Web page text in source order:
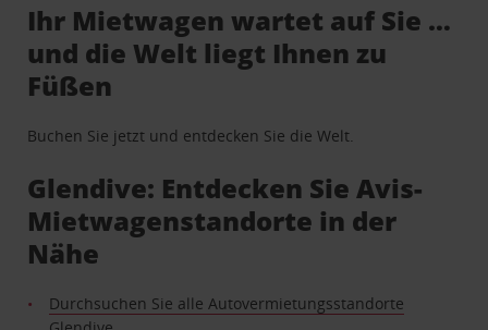
Ihr Mietwagen wartet auf Sie …
und die Welt liegt Ihnen zu
Füßen
Buchen Sie jetzt und entdecken Sie die Welt.
Glendive: Entdecken Sie Avis-
Mietwagenstandorte in der
Nähe
Durchsuchen Sie alle Autovermietungsstandorte